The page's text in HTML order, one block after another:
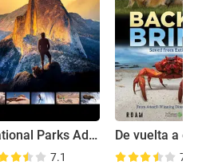
National Parks Adventure
7.1 7.9